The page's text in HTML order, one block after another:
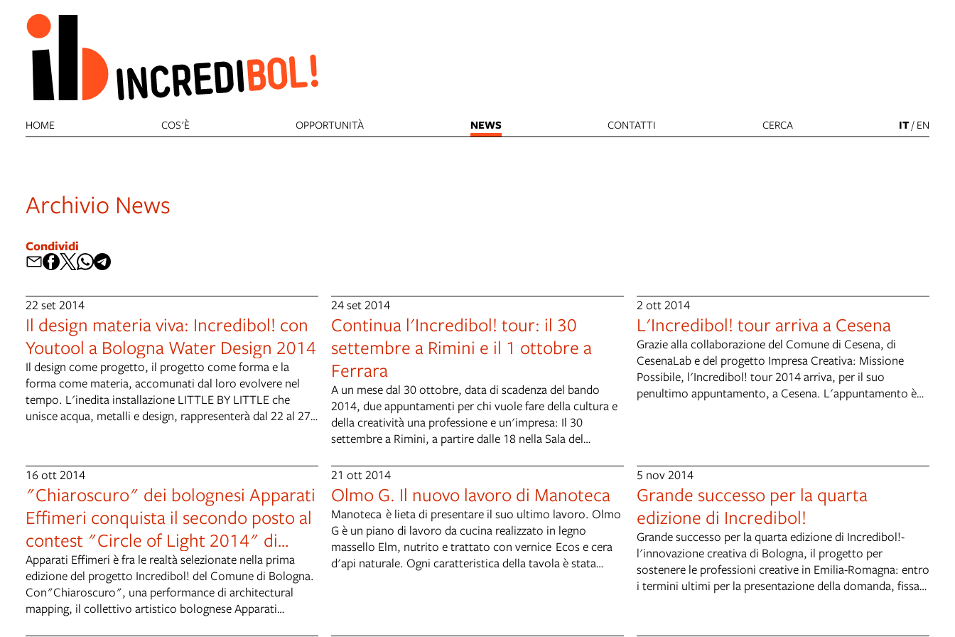
HOME COS'È OPPORTUNITÀ NEWS CONTATTI CERCA IT/ EN
Archivio News
Condividi
22 set 2014
Il design materia viva: Incredibol! con
Youtool a Bologna Water Design 2014
Il design come progetto, il progetto come forma e la
forma come materia, accomunati dal loro evolvere nel
tempo. L'inedita installazione LITTLE BY LITTLE che
unisce acqua, metalli e design, rappresenterà dal 22 al 27
Water Design, appuntamento divenuto rapidamente di
riferimento per chi si occupa di progetto in Emilia-
Romagna. L'installazione, realizzata da Youtool (startup
vincitrice dell'edizione 2012 di Incredibol!) riunisce e
presenta i frutti di Curti Metallo, brand di Bargellino (BO)
nato dalla consulenza di “rigenerazione d'impresa” che
proprio Youtool ha realizzato per Curti Lamiere,
tradizionale azienda terzista locale. Un vero e proprio
percorso partecipato d'innovazione d'impresa, aperto e
multidisciplinare, in cui tanto la comunicazione quanto il
24 set 2014
Continua l'Incredibol! tour: il 30
settembre a Rimini e il 1 ottobre a
Ferrara
A un mese dal 30 ottobre, data di scadenza del bando
2014, due appuntamenti per chi vuole fare della cultura e
della creatività una professione e un'impresa: Il 30
settembre a Rimini, a partire dalle 18 nella Sala del
grazie alla collaborazione del Comune di Rimini (qui
l'evento Facebook). Il 1 ottobre a Ferrara dalle 16 a
Palazzo Savonuzzi, in via Darsena 57, ospiti del Consorzio
Wunderkammer, già vincitore di Incredibol! nel 2012 (qui
l'evento Facebook). Parteciperanno all'appuntamento il
Vicesindaco del Comune di Ferrara Massimo Maisto e tre
partner della rete a sostegno delle professioni creative di
2 ott 2014
L'Incredibol! tour arriva a Cesena
Grazie alla collaborazione del Comune di Cesena, di
CesenaLab e del progetto Impresa Creativa: Missione
Possibile, l'Incredibol! tour 2014 arriva, per il suo
penultimo appuntamento, a Cesena. L'appuntamento è
partecipazione del bando aperto fino al 30 ottobre,
l'appuntamento di Cesena ospiterà gli interventi di due
vincitori delle scorse edizioni, Idea Ginger e Night Created
Design, per confrontare le proprie esperienze con quelle
dei team selezionati dal bando Impresa Creativa: Missione
Possibile. Il prossimo e ultimo appuntamento
dell'Incredibol Tour! 2014 sarà il 16 ottobre a Bologna,
presso la Sala Tassinari di Palazzo d'Accursio (piazza
16 ott 2014
"Chiaroscuro" dei bolognesi Apparati
Effimeri conquista il secondo posto al
contest "Circle of Light 2014" di
Mosca
Apparati Effimeri è fra le realtà selezionate nella prima
edizione del progetto Incredibol! del Comune di Bologna.
Con"Chiaroscuro", una performance di architectural
mapping, il collettivo artistico bolognese Apparati
21 ott 2014
Olmo G. Il nuovo lavoro di Manoteca
Manoteca è lieta di presentare il suo ultimo lavoro. Olmo
G è un piano di lavoro da cucina realizzato in legno
massello Elm, nutrito e trattato con vernice Ecos e cera
d'api naturale. Ogni caratteristica della tavola è stata
5 nov 2014
Grande successo per la quarta
edizione di Incredibol!
Grande successo per la quarta edizione di Incredibol!-
l'innovazione creativa di Bologna, il progetto per
sostenere le professioni creative in Emilia-Romagna: entro
i termini ultimi per la presentazione della domanda, fissati